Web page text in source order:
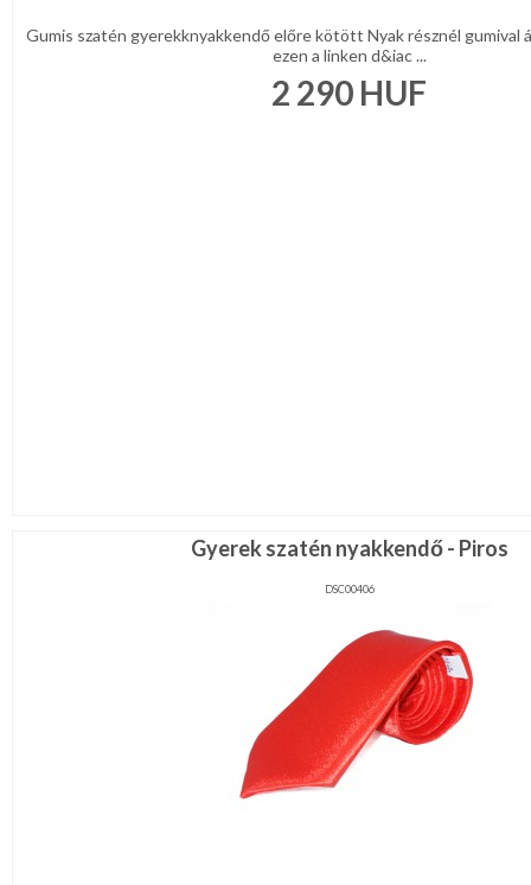
Gumis szatén gyerekknyakkendő előre kötött Nyak résznél gumival
ezen a linken d&iac ...
2 290 HUF
Gyerek szatén nyakkendő - Piros
DSC00406